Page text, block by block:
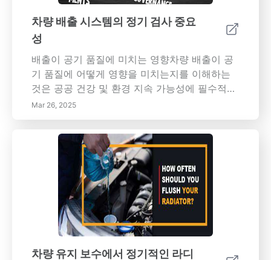
안전 절차.
로 조정함으로써 연료 효율성을 크게 향상시켜
차량이 최상의 성능을 발휘하면서 연료를 절약
할 수 있도록 합니다. 핸들링과 안전성을 향상시
킴으로써 주행 경험을 개선할 뿐만 아니라 재판
매 가치를 높여 모든 운전자를 위한 스마트한 투
자로 만듭니다. 오늘 적응형 서스펜션 시스템으
로 업그레이드하여 주행을 개인화하고 차량과의
연결을 강화하십시오.
차량 배출 시스템의 정기 검사 중요
성
배출이 공기 품질에 미치는 영향차량 배출이 공
기 품질에 어떻게 영향을 미치는지를 이해하는
것은 공공 건강 및 환경 지속 가능성에 필수적입
니다. 미국 환경 보호국(EPA)에 따르면 차량 배
출은 미국 온실가스 배출의 약 29%를 차지합니
다. 이러한 광범위한 오염은 심각한 건강 문제,
주로 호흡기 질환 및 심지어 조기 사망을 초래하
며, 고밀도 교통이 있는 도시 지역에 위치한 커뮤
니티는 악화된 상황에 직면합니다. 공기 오염의
건강 결과 차량 배출로 인한 나쁜 공기 질에서 발
생하는 부정적인 건강 효과에는 천식, 기관지염
및 심혈관 질환이 포함됩니다. 장기간 노출은 특
히 어린이 및 노인과 같은 취약한 인구에서 기대
수명을 단축시킬 수 있습니다. 차량 배출 규제를
Mar 26, 2025
차량 유지 보수에서 정기적인 라디